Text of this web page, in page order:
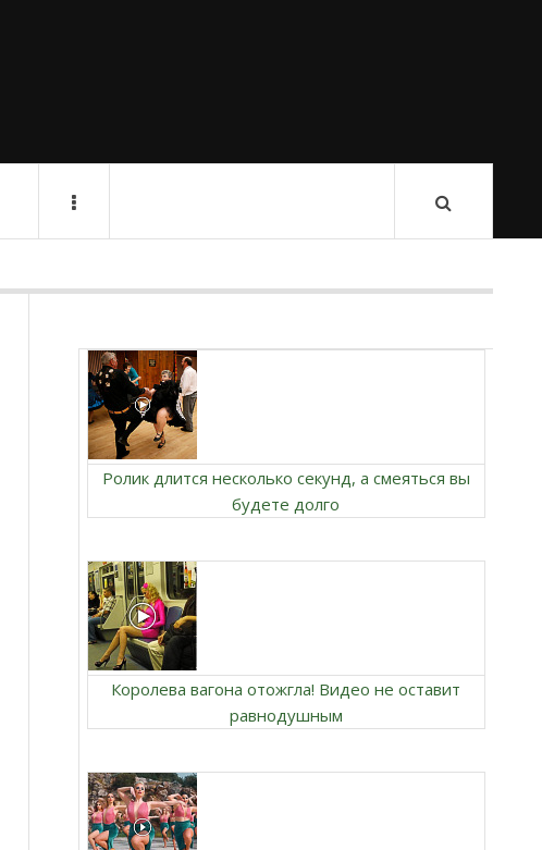
Ролик длится несколько секунд, а смеяться вы
будете долго
Королева вагона отожгла! Видео не оставит
равнодушным